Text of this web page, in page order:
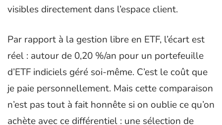
visibles directement dans l’espace client.
Par rapport à la gestion libre en ETF, l’écart est
réel : autour de 0,20 %/an pour un portefeuille
d’ETF indiciels géré soi-même. C’est le coût que
je paie personnellement. Mais cette comparaison
n’est pas tout à fait honnête si on oublie ce qu’on
achète avec ce différentiel : une sélection de